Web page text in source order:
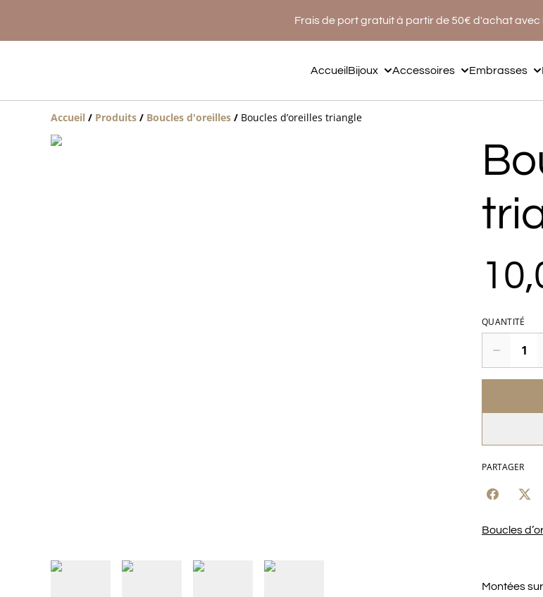
Frais de port gratuit à partir de 50€ d'achat avec
AccueilBijoux Accessoires Embrasses
Accueil / Produits / Boucles d'oreilles / Boucles d’oreilles triangle
QUANTITÉ
PARTAGER
Boucles
Montées